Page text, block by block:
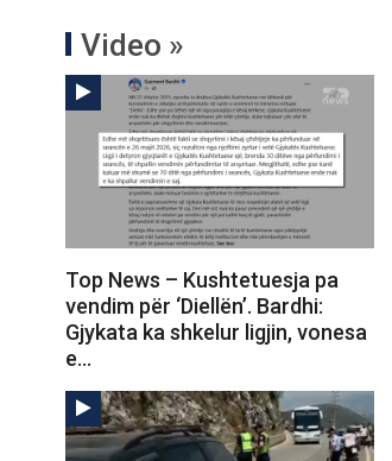
Video »
Top News – Kushtetuesja pa
vendim për ‘Diellën’. Bardhi:
Gjykata ka shkelur ligjin, vonesa
e…